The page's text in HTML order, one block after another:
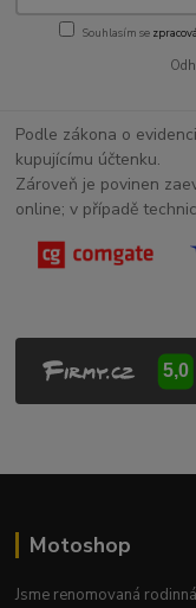
Souhlasím se
Podle zákona o
kupujícímu účtenku.
Zároveň je povinen
online; v případě
Motoshop
Jsme renomovaná